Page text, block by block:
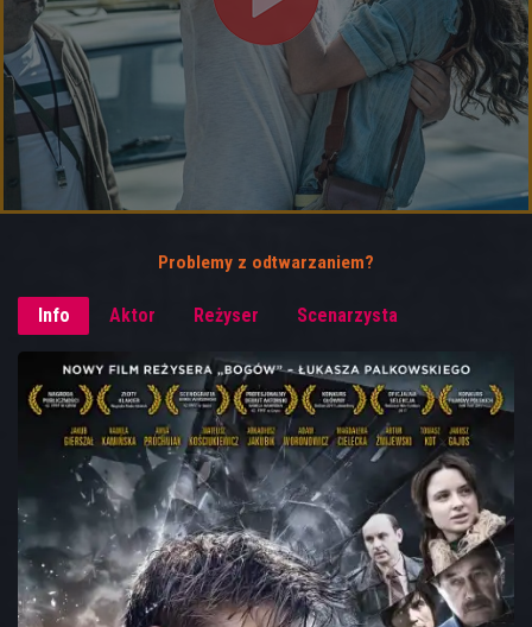
Problemy z odtwarzaniem?
Info Aktor Reżyser Scenarzysta